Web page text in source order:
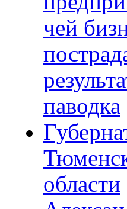
чей
паводка
области